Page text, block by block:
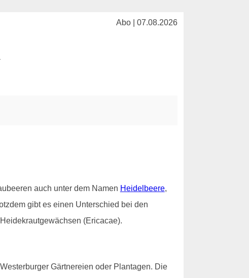
Abo | 07.08.2026
auch unter dem Namen Heidelbeere,
gibt es einen Unterschied bei den
(Ericacae).
Gärtnereien oder Plantagen. Die